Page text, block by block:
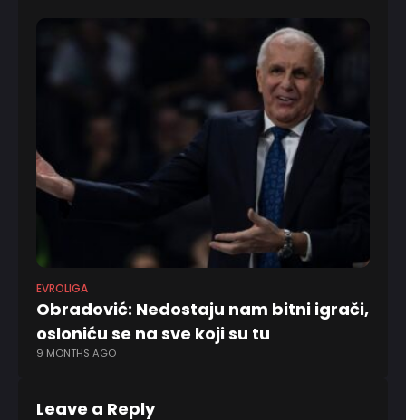
EVROLIGA
Obradović: Nedostaju nam bitni igrači,
osloniću se na sve koji su tu
9 MONTHS AGO
Leave a Reply